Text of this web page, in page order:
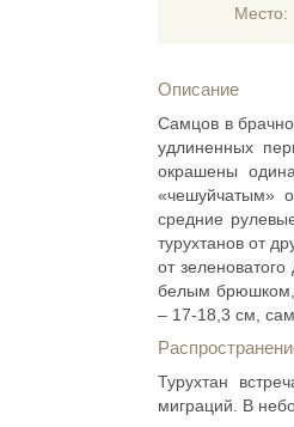
Место:
Описание
Самцов в
удлиненных
окрашены
«чешуйчатым»
средние
турухтанов от
от
белым брюшком,
– 17-18,3 см,
Турухтан
миграций. В